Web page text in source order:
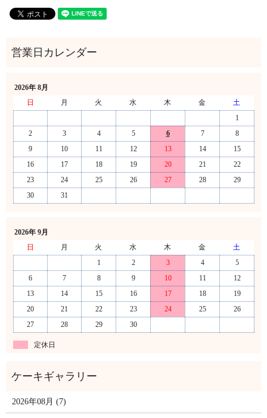
2026年 8月
日
月 火 水 木 金
土
1
2
3 4 5 6 7
8
9
10 11 12 13 14
15
16
17 18 19 20 21
22
23
24 25 26 27 28
29
30
31
2026年 9月
日
月 火 水 木 金
土
1
2 3 4
5
6
7 8 9 10 11
12
13
14 15 16 17 18
19
20
21 22 23 24 25
26
27
28 29 30
定休日
2026年08月 (7)